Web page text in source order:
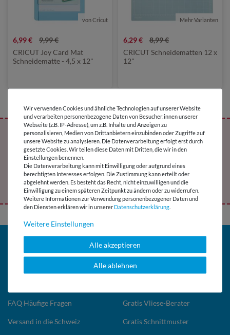
von Cricut
6,99 €
9,99 €
CRICUT Joy Card Mat
Schneidematte - 4,5 x 12"
von Cricut
Mehr Varianten
6,29 €
8,99 €
CRICUT Schneidematten 12 x
12"
Melde Dich jetzt für den Snaply-Newsletter
an und erhalte ein exklusives Freebie !
Jetzt abonnieren
Wir verwenden Cookies und ähnliche Technologien auf unserer Website
und verarbeiten personenbezogene Daten von Besucher:innen unserer
Webseite (z.B. IP-Adresse), um z.B. Inhalte und Anzeigen zu
personalisieren, Medien von Drittanbietern einzubinden oder Zugriffe auf
unsere Website zu analysieren. Die Datenverarbeitung erfolgt erst durch
gesetzte Cookies. Wir teilen diese Daten mit Dritten, die wir in den
Einstellungen benennen.
Die Datenverarbeitung kann mit Einwilligung oder aufgrund eines
berechtigten Interesses erfolgen. Die Zustimmung kann erteilt oder
abgelehnt werden. Es besteht das Recht, nicht einzuwilligen und die
Einwilligung zu einem späteren Zeitpunkt zu ändern oder zu widerrufen.
Weitere Informationen zur Verwendung personenbezogener Daten und
den Diensten erklären wir in unserer Daten­schutz­erklärung
Weitere Einstellungen
Alle akzeptieren
Alle ablehnen
FAQ Häufige Fragen
Versand in die Schweiz
BELIEBT
Wunschlisten
Gratis Vliese-Berater
Gratis Schnittmuster